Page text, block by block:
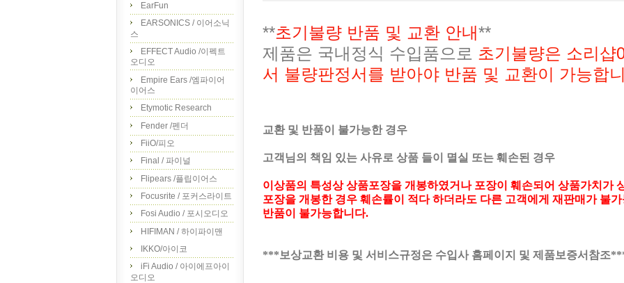
EarFun
EARSONICS / 이어소닉
스
EFFECT Audio /이펙트
오디오
Empire Ears /엠파이어
이어스
Etymotic Research
Fender /펜더
FiiO/피오
Final / 파이널
Flipears /플립이어스
Focusrite / 포커스라이트
Fosi Audio / 포시오디오
HIFIMAN / 하이파이맨
IKKO/아이코
iFi Audio / 아이에프아이
오디오
**초기불량 반품 및 교환 안내**
제품은 국내정식 수입품으로 초기불량은 소리샵
서 불량판정서를 받아야 반품 및 교환이 가능합
교환 및 반품이 불가능한 경우
고객님의 책임 있는 사유로 상품 들이 멸실 또는 훼손된 경우
이상품의 특성상 상품포장을 개봉하였거나 포장이 훼손되어 상품가치가
포장을 개봉한 경우 훼손률이 적다 하더라도 다른 고객에게 재판매가 불
반품이 불가능합니다.
***보상교환 비용 및 서비스규정은 수입사 홈페이지 및 제품보증서참조